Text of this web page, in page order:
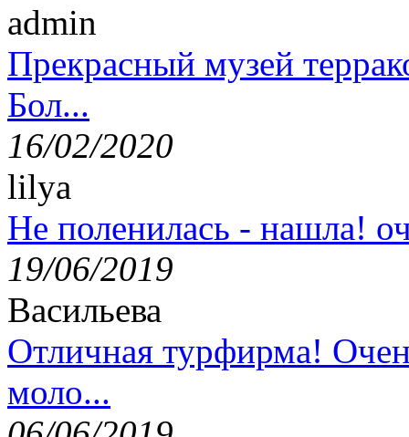
admin
Прекрасный музей
Бол...
16/02/2020
lilya
Не поленилась - нашла!
19/06/2019
Васильева
Отличная турфирма!
моло...